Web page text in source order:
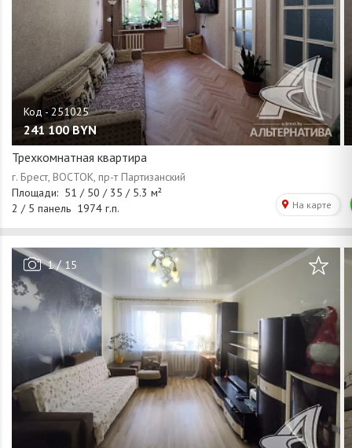
241 100 BYN
Трехкомнатная квартира
1/15